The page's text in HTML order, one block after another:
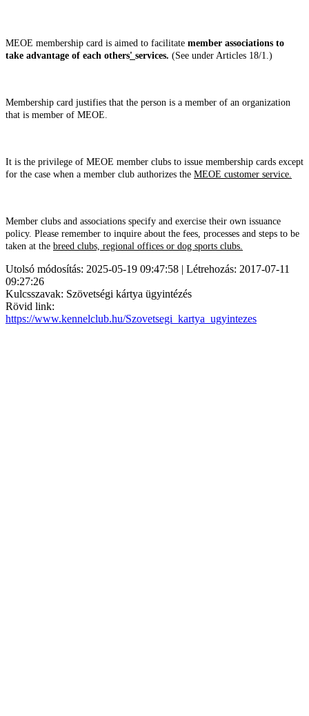
MEOE membership card is aimed to facilitate member associations to
take advantage of each others' services. (See under Articles 18/1.)
Membership card justifies that the person is a member of an organization
that is member of MEOE.
It is the privilege of MEOE member clubs to issue membership cards except
for the case when a member club authorizes the MEOE customer service.
Member clubs and associations specify and exercise their own issuance
policy. Please remember to inquire about the fees, processes and steps to be
taken at the breed clubs, regional offices or dog sports clubs.
Utolsó módosítás: 2025-05-19 09:47:58 | Létrehozás: 2017-07-11
09:27:26
Kulcsszavak: Szövetségi kártya ügyintézés
Rövid link:
https://www.kennelclub.hu/Szovetsegi_kartya_ugyintezes